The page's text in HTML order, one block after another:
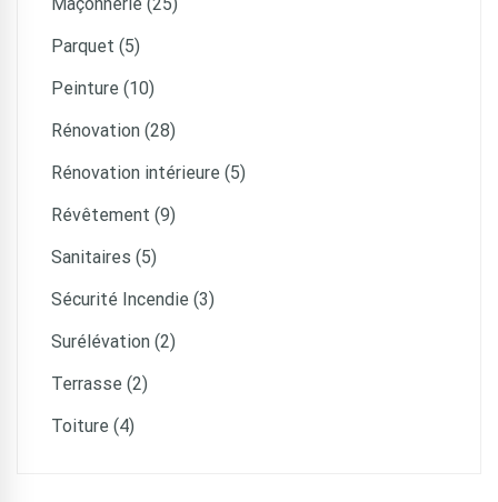
Maçonnerie (25)
Parquet (5)
Peinture (10)
Rénovation (28)
Rénovation intérieure (5)
Révêtement (9)
Sanitaires (5)
Sécurité Incendie (3)
Surélévation (2)
Terrasse (2)
Toiture (4)